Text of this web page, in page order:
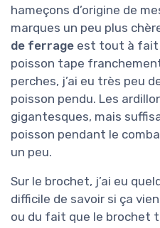
hameçons d’origine de
marques un peu plus
de ferrage est tout à fait
poisson tape
perches, j’ai eu très peu
poisson pendu. Les
gigantesques, mais
poisson pendant le
un peu.
Sur le brochet, j’ai eu
difficile de savoir si ça
ou du fait que le brochet